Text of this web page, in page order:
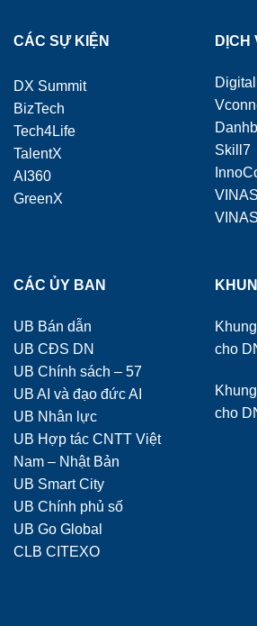
CÁC SỰ KIỆN
DX Summit
BizTech
Tech4Life
TalentX
AI360
GreenX
DỊCH
Skill7
CÁC ỦY BAN
UB Bán dẫn
UB CĐS DN
UB Chính sách – 57
UB AI và đạo đức AI
UB Nhân lực
UB Hợp tác CNTT Việt
Nam – Nhật Bản
UB Smart City
UB Chính phủ số
UB Go Global
CLB CITEXO
cho
cho